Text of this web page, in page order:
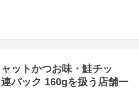
ットかつお味・鮭チッ
パック 160gを扱う店舗一